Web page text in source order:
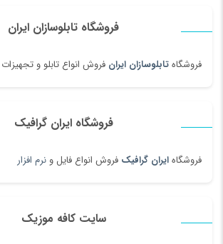
فروشگاه تابلوسازان ایران
فروشگاهتابلوسازان ایران فروش انواع تابلو و
فروشگاه ایران گرافیک
فروشگاهایران گرافیک فروش انواع فایل و نرم افزار
سایت کافه موزیک